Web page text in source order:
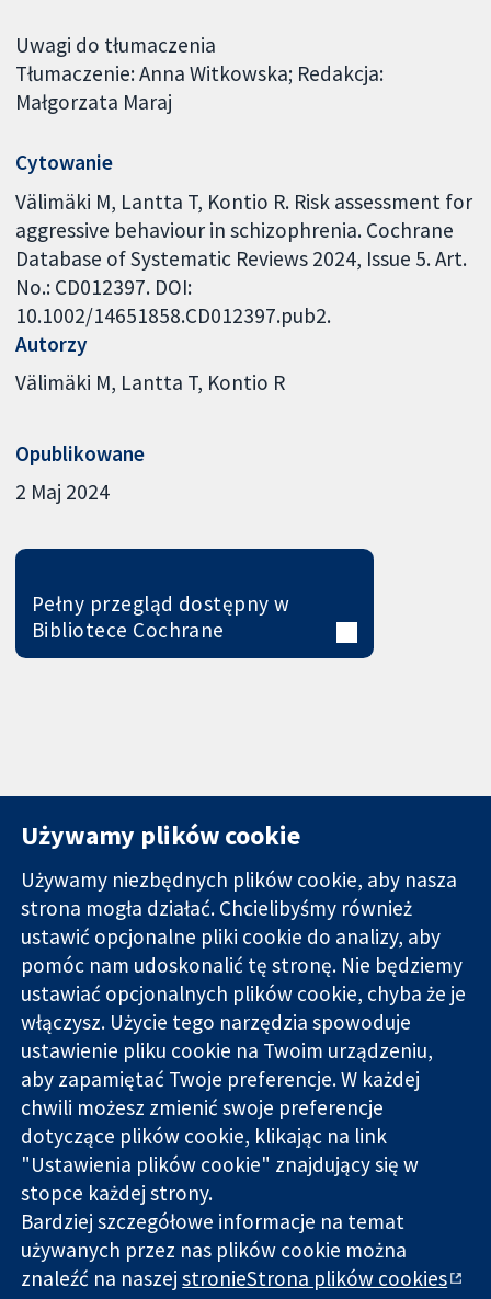
Uwagi do tłumaczenia
Tłumaczenie: Anna Witkowska; Redakcja:
Małgorzata Maraj
Cytowanie
Välimäki M, Lantta T, Kontio R. Risk assessment for
aggressive behaviour in schizophrenia. Cochrane
Database of Systematic Reviews 2024, Issue 5. Art.
No.: CD012397. DOI:
10.1002/14651858.CD012397.pub2.
Autorzy
Välimäki M Lantta T Kontio R
Opublikowane
2 Maj 2024
Pełny przegląd dostępny w
Bibliotece Cochrane
Wiarygodne dane
naukowe.
Świadome
decyzje.
Lepsze zdrowie.
11-13 Cavendish
Square
Londyn
W1G 0AN
Wielka Brytania
Kontakt
Nowości
Biuro
prasowe
O nas
Praca
Cochrane
Library
Cochrane Collaboration to organizacja charytatywna (nr
1045921) i spółka z ograniczoną odpowiedzialnością (nr
03044323) zarejestrowana w Anglii i Walii. Numer rejestracyjny
VAT GB 718
Copyright © 2026 The Cochrane Collaboration
Używamy plików cookie
Używamy niezbędnych plików cookie, aby nasza
strona mogła działać. Chcielibyśmy również
ustawić opcjonalne pliki cookie do analizy, aby
pomóc nam udoskonalić tę stronę. Nie będziemy
ustawiać opcjonalnych plików cookie, chyba że je
włączysz. Użycie tego narzędzia spowoduje
ustawienie pliku cookie na Twoim urządzeniu,
aby zapamiętać Twoje preferencje. W każdej
chwili możesz zmienić swoje preferencje
dotyczące plików cookie, klikając na link
"Ustawienia plików cookie" znajdujący się w
stopce każdej strony.
Bardziej szczegółowe informacje na temat
używanych przez nas plików cookie można
znaleźć na naszejstronieStrona plików cookies